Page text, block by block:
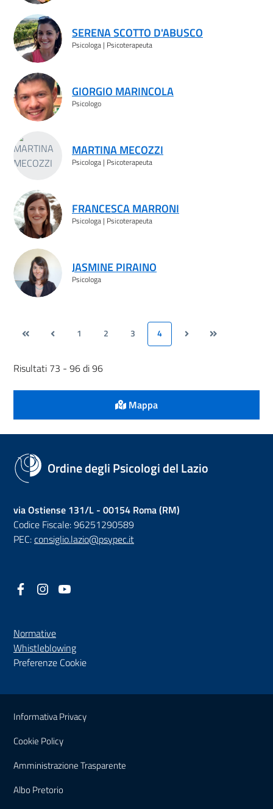
SERENA SCOTTO D'ABUSCO
Psicologa | Psicoterapeuta
GIORGIO MARINCOLA
Psicologo
MARTINA MECOZZI
Psicologa | Psicoterapeuta
FRANCESCA MARRONI
Psicologa | Psicoterapeuta
JASMINE PIRAINO
Psicologa
1 2 3 4
Risultati 73 - 96 di 96
Mappa
Ordine degli Psicologi del Lazio
via Ostiense 131/L - 00154 Roma (RM)
Codice Fiscale: 96251290589
PEC:consiglio.lazio@psypec.it
Facebook
(nuova scheda - new tab)
Instagram
(nuova scheda - new tab)
Normative
Whistleblowing(nuova scheda - new tab)
Preferenze Cookie
Sezione Link Utili
Informativa Privacy
Cookie Policy
Amministrazione Trasparente
Albo Pretorio